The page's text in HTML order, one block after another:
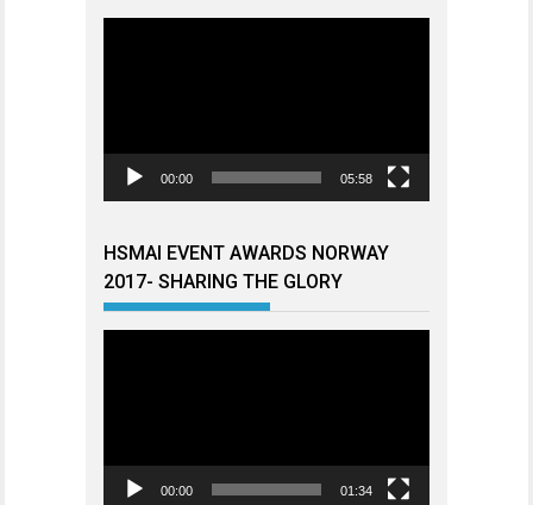
00:00 05:58
HSMAI EVENT AWARDS NORWAY
2017- SHARING THE GLORY
00:00 01:34